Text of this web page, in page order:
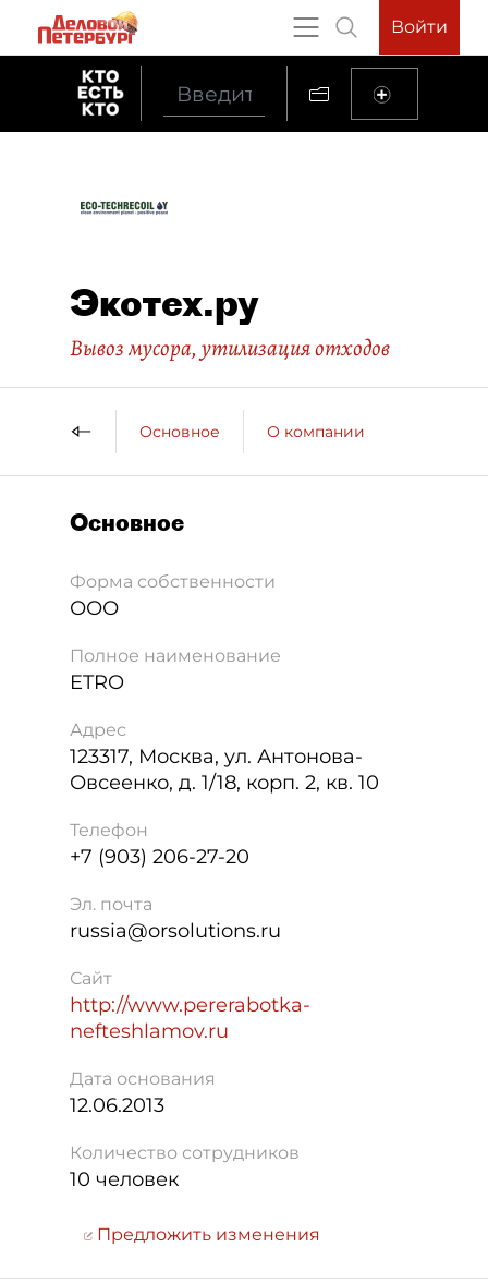
Войти
Экотех.ру
Вывоз мусора, утилизация отходов
Основное О компании
Основное
Форма собственности
ООО
Полное наименование
ETRO
Адрес
123317, Москва, ул. Антонова-
Овсеенко, д. 1/18, корп. 2, кв. 10
Телефон
+7 (903) 206-27-20
Эл. почта
russia@orsolutions.ru
Сайт
http://www.pererabotka-
nefteshlamov.ru
Дата основания
12.06.2013
Количество сотрудников
10 человек
Предложить изменения